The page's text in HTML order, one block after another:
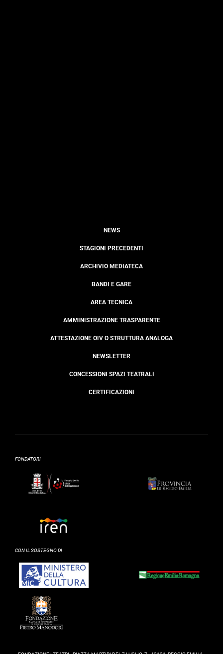
NEWS
STAGIONI PRECEDENTI
ARCHIVIO MEDIATECA
BANDI E GARE
AREA TECNICA
AMMINISTRAZIONE TRASPARENTE
ATTESTAZIONE OIV O STRUTTURA ANALOGA
NEWSLETTER
CONCESSIONI SPAZI TEATRALI
CERTIFICAZIONI
FONDATORI
CON IL SOSTEGNO DI